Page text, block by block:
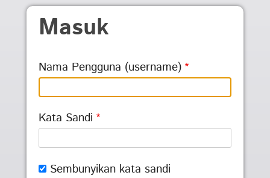
Skip to main content
Masuk
Nama Pengguna (username)
Kata Sandi
Sembunyikan kata sandi